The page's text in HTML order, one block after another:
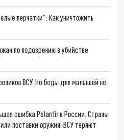
перчатки": Как уничтожить
по подозрению в убийстве
ВСУ. Но беды для малышей не
ошибка Palantir в России. Страны
поставки оружия. ВСУ теряют